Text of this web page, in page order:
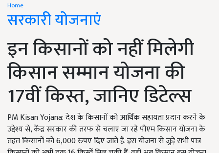
Home
सरकारी योजनाएं
इन किसानों को नहीं मिलेगी
किसान सम्मान योजना की
17वीं किस्त, जानिए डिटेल्स
PM Kisan Yojana: देश के किसानों को आर्थिक सहायता प्रदान करने के
उद्देश्य से, केंद्र सरकार की तरफ से चलाए जा रहे पीएम किसान योजना के
तहत किसानों को 6,000 रुपए दिए जाते हैं. इस योजना से जुड़े सभी पात्र